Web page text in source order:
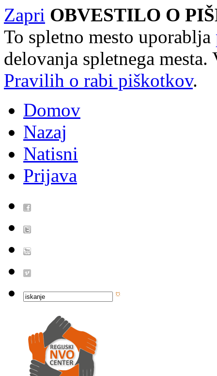
Zapri OBVESTILO O
To spletno mesto uporablja
delovanja spletnega
Pravilih o rabi piškotkov.
Domov
Nazaj
Natisni
Prijava